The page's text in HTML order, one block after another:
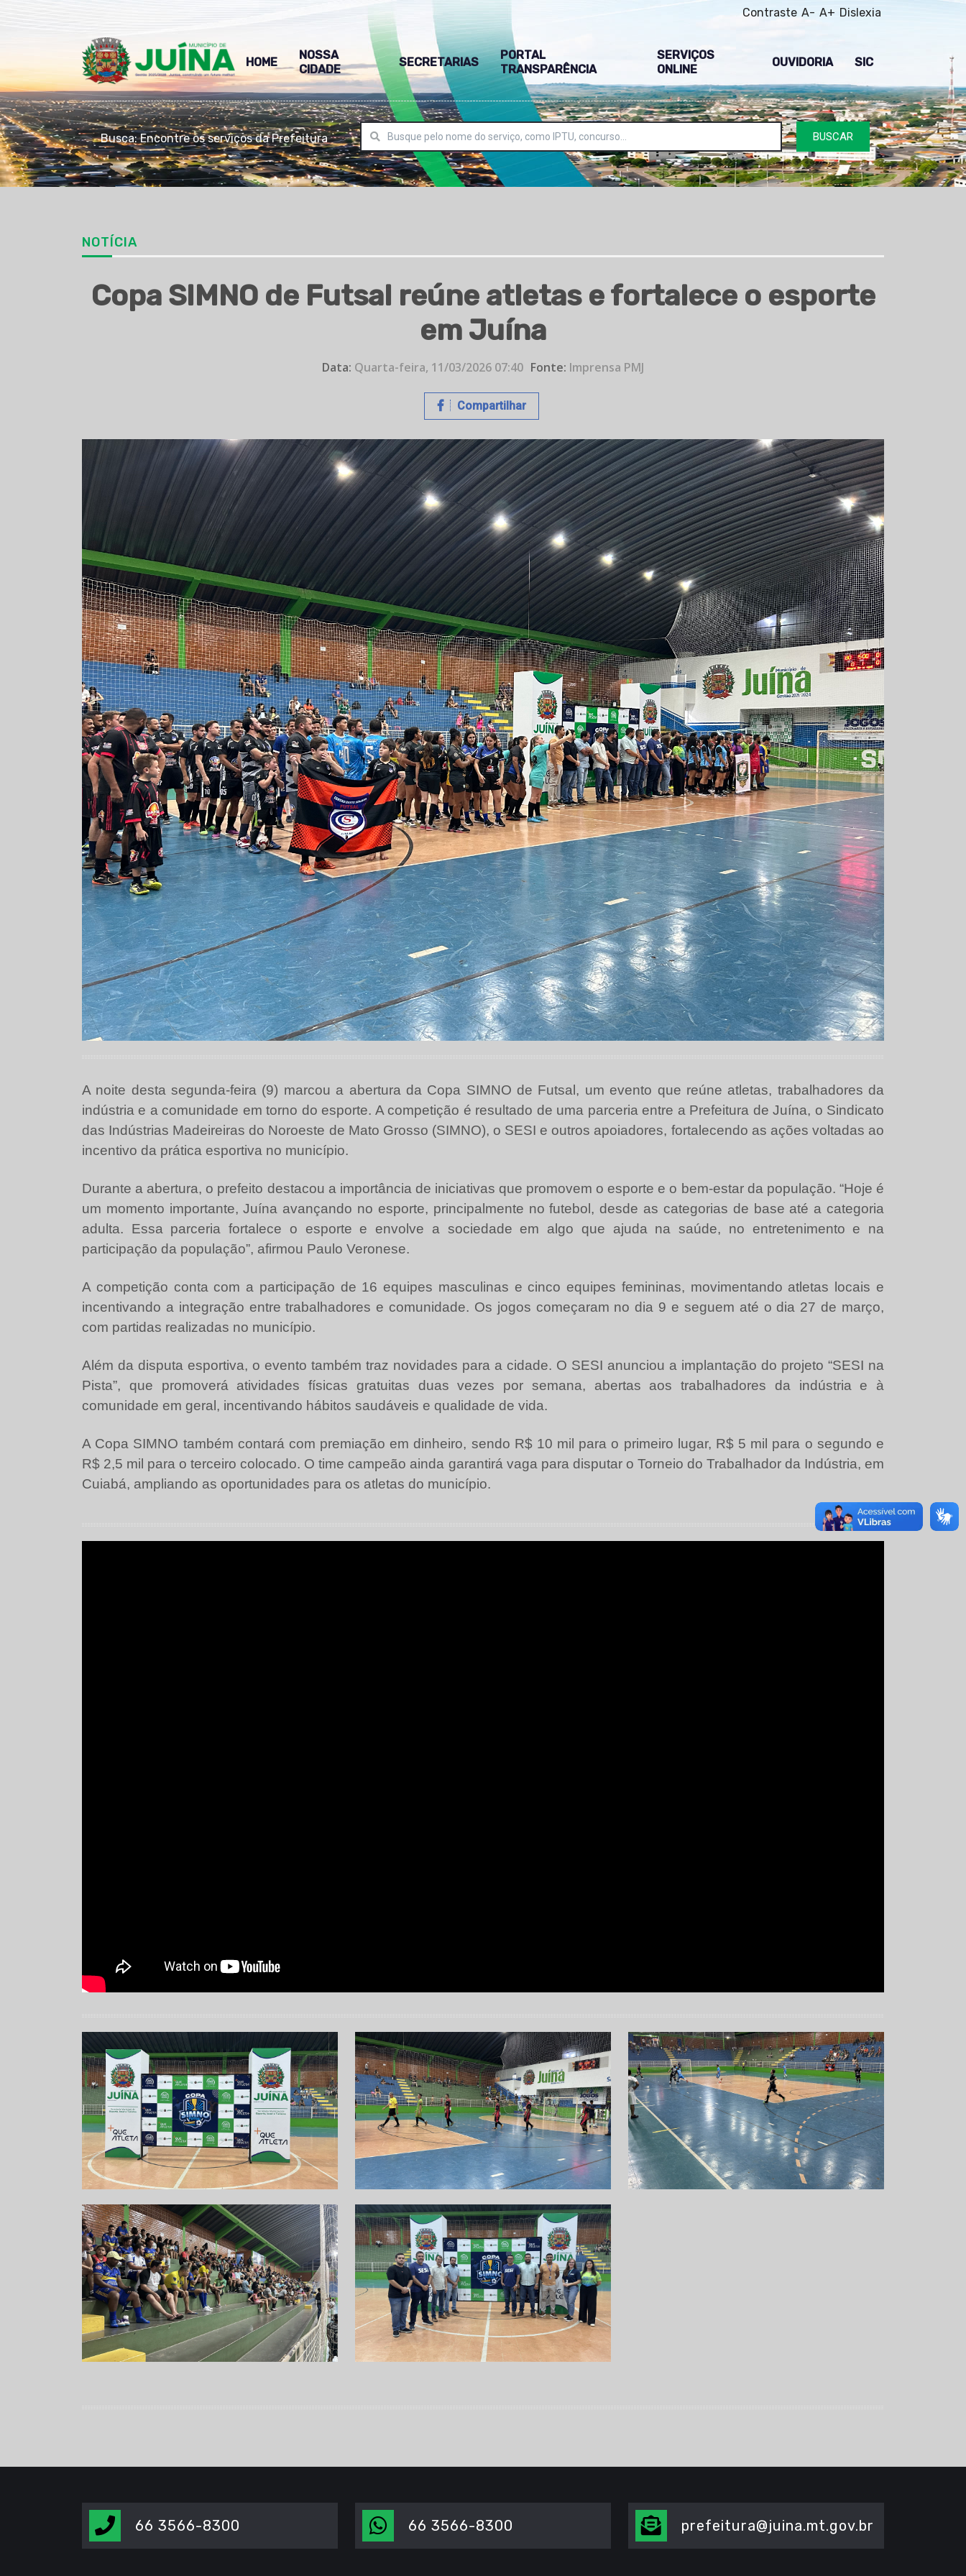
Contraste A- A+ Dislexia
HOME
NOSSA
CIDADE
SECRETARIAS
PORTAL
TRANSPARÊNCIA
SERVIÇOS
ONLINE
OUVIDORIA SIC
Busca: Encontre os serviços da Prefeitura BUSCAR
NOTÍCIA
Copa SIMNO de Futsal reúne atletas e fortalece o esporte
em Juína
Data: Quarta-feira, 11/03/2026 07:40 Fonte: Imprensa PMJ
Compartilhar
A noite desta segunda-feira (9) marcou a abertura da Copa SIMNO de Futsal, um evento que reúne atletas, trabalhadores da
indústria e a comunidade em torno do esporte. A competição é resultado de uma parceria entre a Prefeitura de Juína, o Sindicato
das Indústrias Madeireiras do Noroeste de Mato Grosso (SIMNO), o SESI e outros apoiadores, fortalecendo as ações voltadas ao
incentivo da prática esportiva no município.
Durante a abertura, o prefeito destacou a importância de iniciativas que promovem o esporte e o bem-estar da população. “Hoje é
um momento importante, Juína avançando no esporte, principalmente no futebol, desde as categorias de base até a categoria
adulta. Essa parceria fortalece o esporte e envolve a sociedade em algo que ajuda na saúde, no entretenimento e na
participação da população”, afirmou Paulo Veronese.
A competição conta com a participação de 16 equipes masculinas e cinco equipes femininas, movimentando atletas locais e
incentivando a integração entre trabalhadores e comunidade. Os jogos começaram no dia 9 e seguem até o dia 27 de março,
com partidas realizadas no município.
Além da disputa esportiva, o evento também traz novidades para a cidade. O SESI anunciou a implantação do projeto “SESI na
Pista”, que promoverá atividades físicas gratuitas duas vezes por semana, abertas aos trabalhadores da indústria e à
comunidade em geral, incentivando hábitos saudáveis e qualidade de vida.
A Copa SIMNO também contará com premiação em dinheiro, sendo R$ 10 mil para o primeiro lugar, R$ 5 mil para o segundo e
R$ 2,5 mil para o terceiro colocado. O time campeão ainda garantirá vaga para disputar o Torneio do Trabalhador da Indústria, em
Cuiabá, ampliando as oportunidades para os atletas do município.
66 3566-8300 66 3566-8300 prefeitura@juina.mt.gov.br